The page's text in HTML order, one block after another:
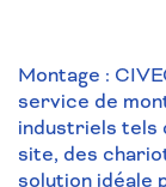
Montage :
service de
industriels tels
site, des
solution idéale